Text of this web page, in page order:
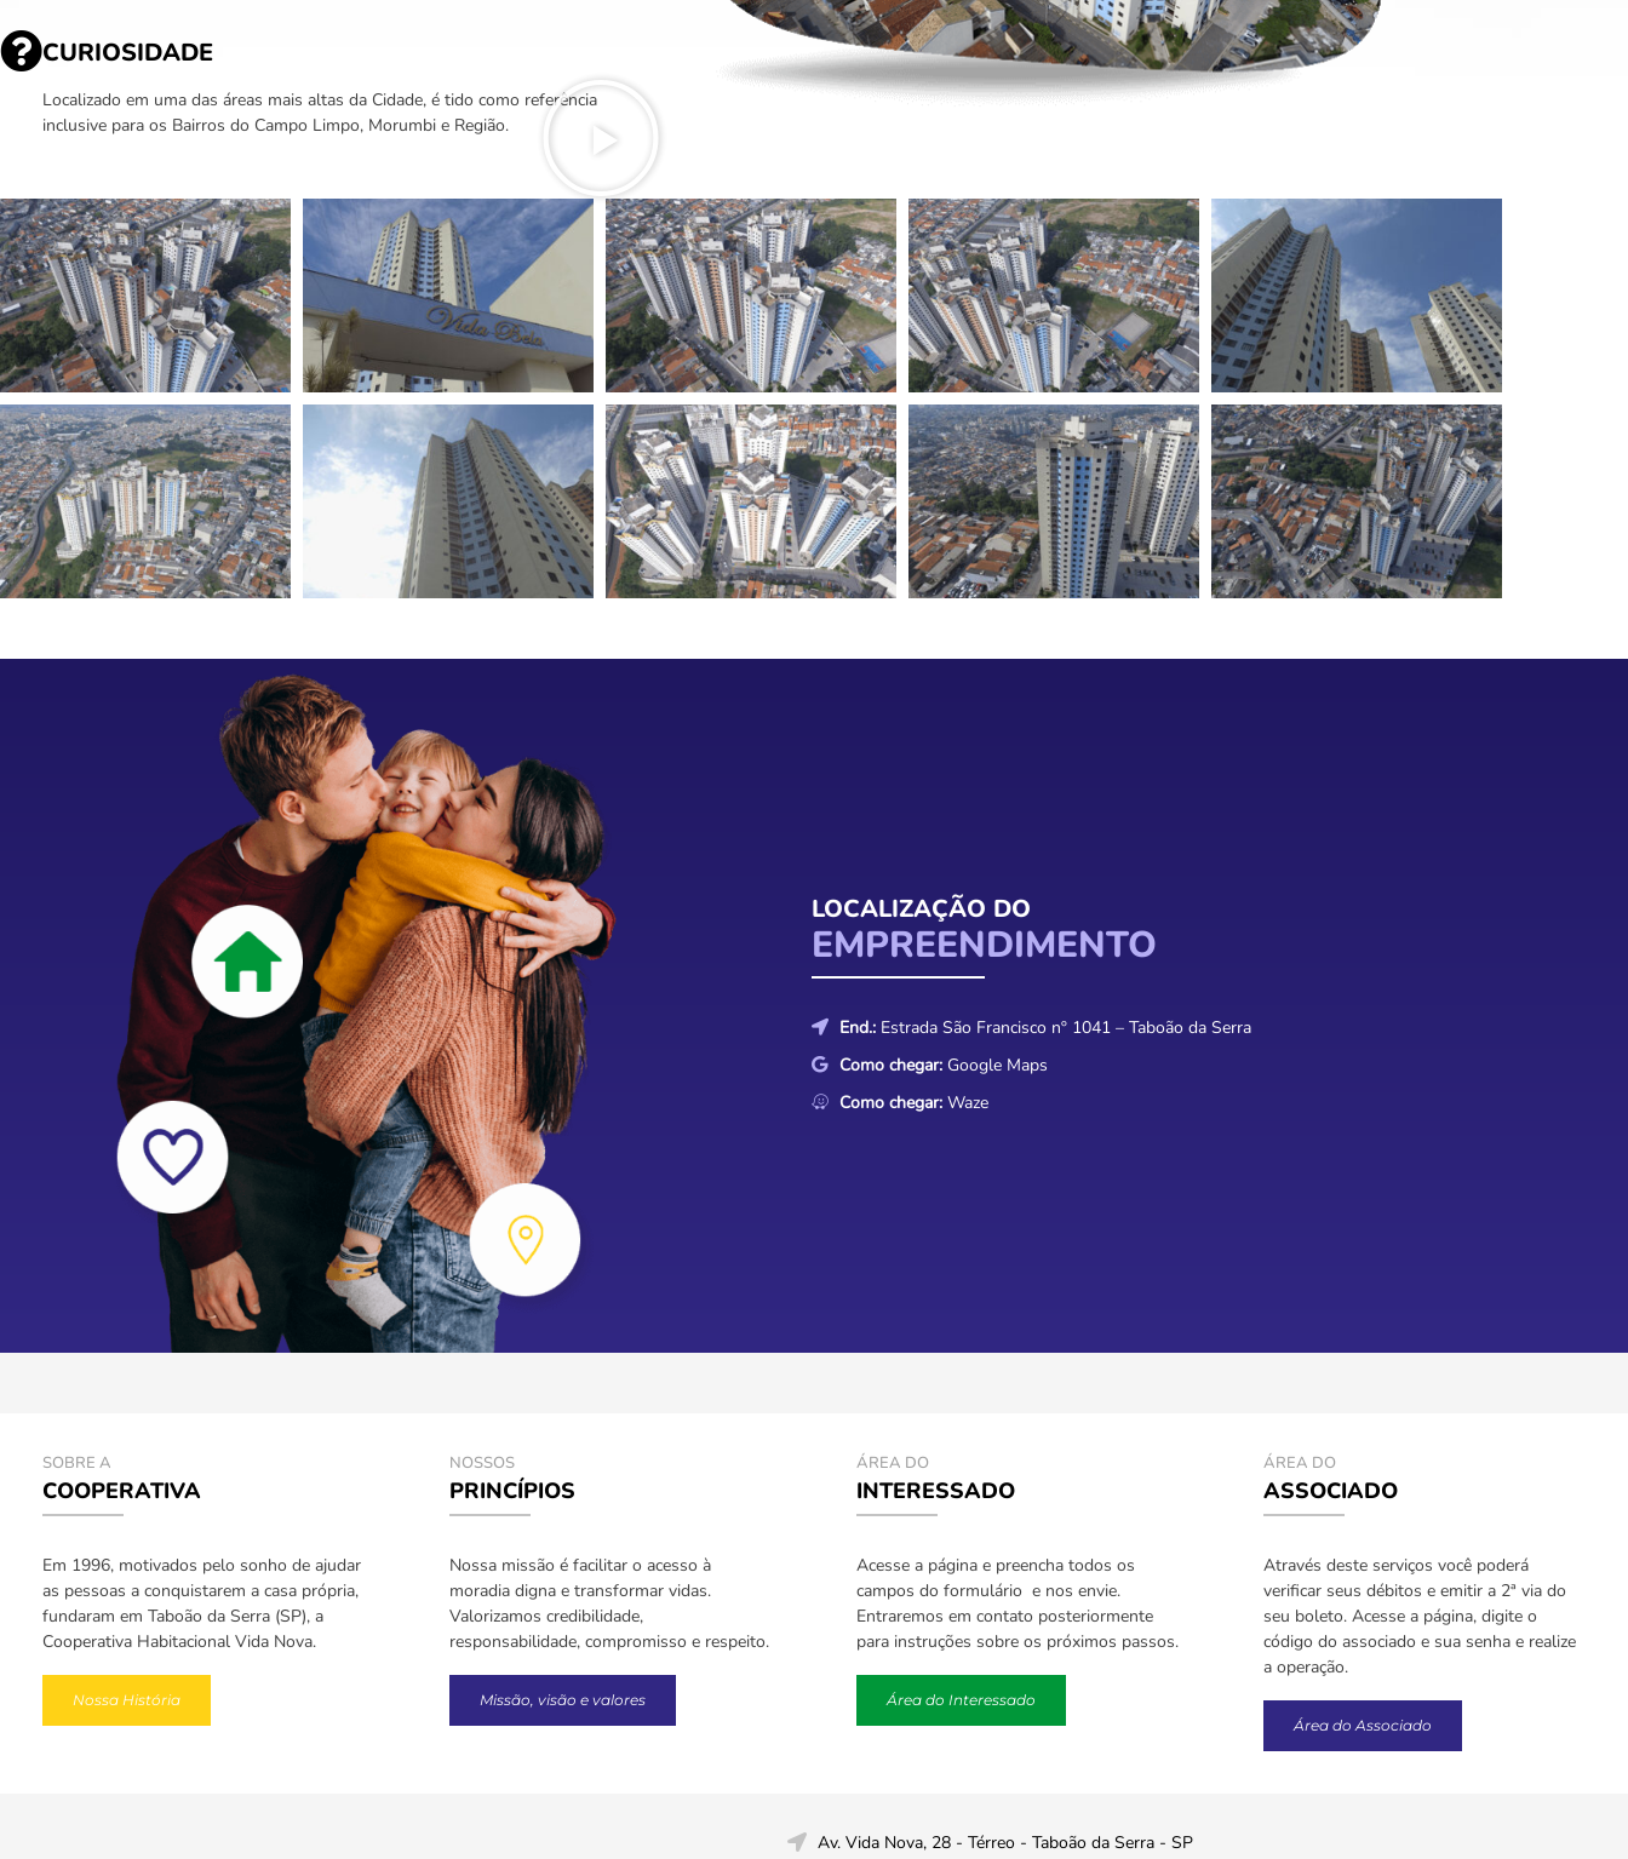
CURIOSIDADE
Localizado em uma das áreas mais altas da Cidade, é tido como referência
inclusive para os Bairros do Campo Limpo, Morumbi e Região.
LOCALIZAÇÃO DO
EMPREENDIMENTO
End.:Estrada São Francisco nº 1041 – Taboão da Serra
Como chegar:Google Maps
Como chegar:Waze
SOBRE A
COOPERATIVA
Em 1996, motivados pelo sonho de ajudar
as pessoas a conquistarem a casa própria,
fundaram em Taboão da Serra (SP), a
Cooperativa Habitacional Vida Nova.
Nossa História
NOSSOS
PRINCÍPIOS
Nossa missão é facilitar o acesso à
moradia digna e transformar vidas.
Valorizamos credibilidade,
responsabilidade, compromisso e respeito.
Missão, visão e valores
ÁREA DO
INTERESSADO
Acesse a página e preencha todos os
campos do formulário e nos envie.
Entraremos em contato posteriormente
para instruções sobre os próximos passos.
Área do Interessado
ÁREA DO
ASSOCIADO
Através deste serviços você poderá
verificar seus débitos e emitir a 2ª via do
seu boleto. Acesse a página, digite o
código do associado e sua senha e realize
a operação.
Área do Associado
Av. Vida Nova, 28 - Térreo - Taboão da Serra - SP